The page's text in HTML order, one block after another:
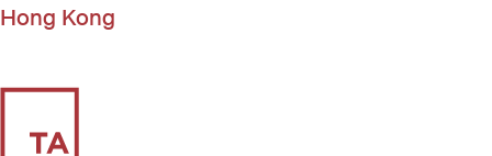
Hong Kong